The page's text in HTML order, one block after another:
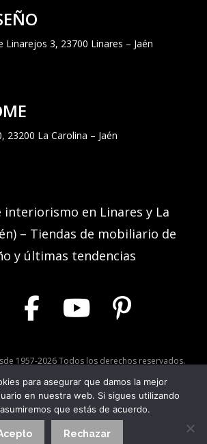
Linarejos 3, 23700 Linares – Jaén
23200 La Carolina – Jaén
interiorismo en Linares y La
– Tiendas de mobiliario de
y últimas tendencias
1957-2026 Todos los derechos reservados.
Política de Privacidad|Política de Cookies
para asegurar que damos la mejor
en nuestra web. Si sigues utilizando
que estás de acuerdo.
Rechazar